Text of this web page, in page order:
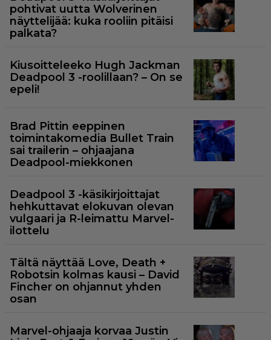
pohtivat uutta Wolverinen
näyttelijää: kuka rooliin pitäisi
palkata?
Kiusoitteleeko Hugh Jackman
Deadpool 3 -roolillaan? – On se
epeli!
Brad Pittin eeppinen
toimintakomedia Bullet Train
sai trailerin – ohjaajana
Deadpool-miekkonen
Deadpool 3 -käsikirjoittajat
hehkuttavat elokuvan olevan
vulgaari ja R-leimattu Marvel-
ilottelu
Tältä näyttää Love, Death +
Robotsin kolmas kausi – David
Fincher on ohjannut yhden
osan
Marvel-ohjaaja korvaa Justin